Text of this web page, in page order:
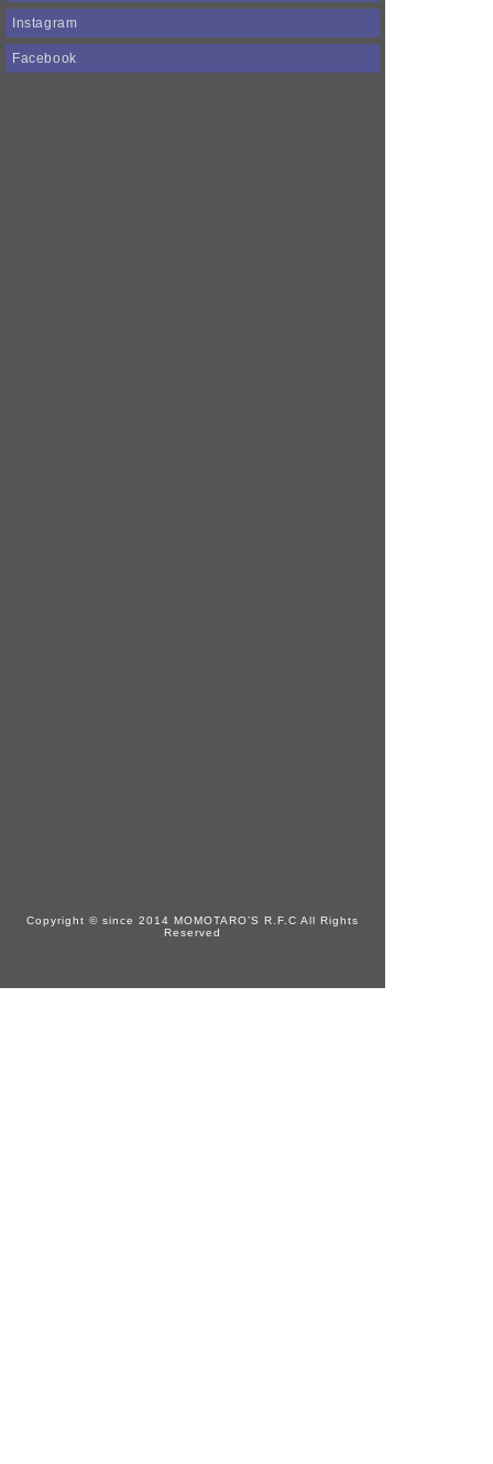
Instagram
Facebook
Copyright © since 2014 MOMOTARO’S R.F.C All Rights
Reserved